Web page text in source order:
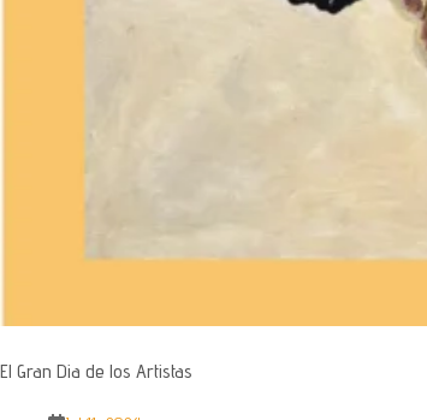
El Gran Dia de los Artistas